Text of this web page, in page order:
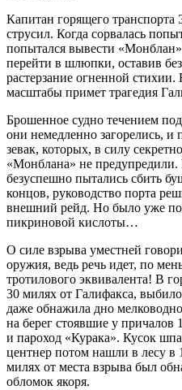
Капитан горящего
струсил. Когда сорвалась
попытался вывести
перейти в шлюпки, оставив
растерзание огненной
масштабы примет трагедия
Брошенное судно течением
они немедленно загорелись,
зевак, которых, в силу
«Монблана» не
безуспешно пытались сбить
концов, руководство порта
внешний рейд. Но было уже
пикриновой кислоты…
О силе взрыва уместней
оружия, ведь речь идет, по
тротилового эквивалента! В
30 милях от Галифакса, выбило
даже обнажила дно
на берег стоявшие у
и пароход «Курака». Кусок
центнер потом нашли в лесу в
милях от места взрыва был
обломок якоря.